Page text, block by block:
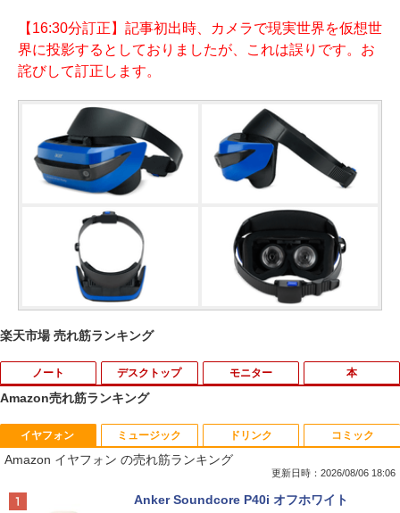
【16:30分訂正】記事初出時、カメラで現実世界を仮想世
界に投影するとしておりましたが、これは誤りです。お
詫びして訂正します。
楽天市場 売れ筋ランキング
ノート
1
VETESA正規店 新品 ノートパソコン セ
ール office付き windows11 マウスセッ
ト PC 14型 Celeron N3350/J3355 メモ
B/1TB 安い 格安 ラップトップ
デスクトップ
1
【マラソン限定30%OFF】中古 DELL O
ptiPlex 3060 Micro D10U Core i5 8400
T 第8世代CPU メモリ8GB SSD256GB
典：WPS Office Bランク パソコン デス
モニター
1
DELL デル E2417H LED液晶モニター 2
3.8インチワイド ブラック 1920×1080
（フルHD） 16:9 IPSパネル LEDバック
プレイ ディスプレイポート VGA【中
本
1
ちいかわ なんか小さくてかわいいやつ 全
巻(1-8)セット 全巻新品 蔦屋書店
￥9,900
Amazon売れ筋ランキング
イヤフォン
Amazon イヤフォン の売れ筋ランキング
更新日時：2026/08/06 18:06
Anker Soundcore P40i オフホワイト
ミュージック ドリンク コミック